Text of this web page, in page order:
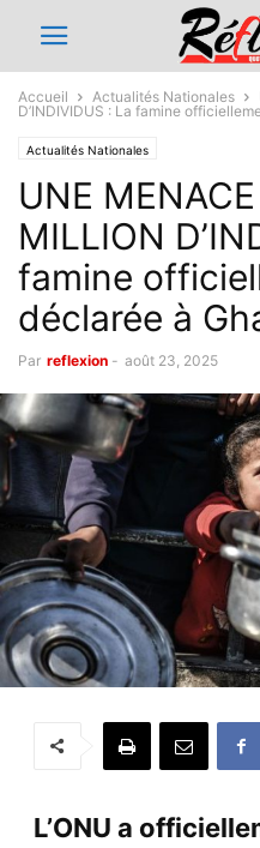
Accueil Actualités Nationales
D’INDIVIDUS : La famine
Actualités Nationales
UNE
MILLION
famine
déclarée à
Par reflexion - août 23, 2025
L’ONU a